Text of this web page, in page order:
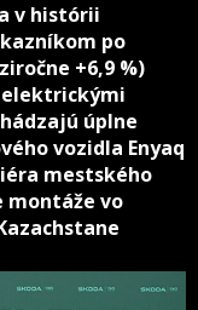
v histórii
po
+6,9 %)
elektrickými
úplne
vozidla Enyaq
mestského
montáže vo